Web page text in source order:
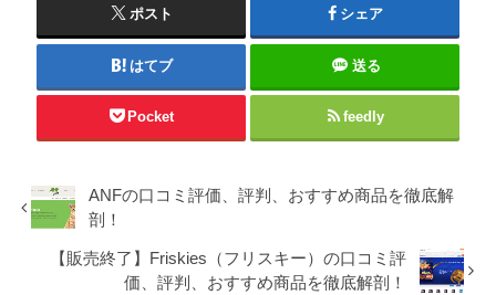
ポスト シェア
はてブ 送る
Pocket feedly
ANFの口コミ評価、評判、おすすめ商品を徹底解
剖！
【販売終了】Friskies（フリスキー）の口コミ評
価、評判、おすすめ商品を徹底解剖！